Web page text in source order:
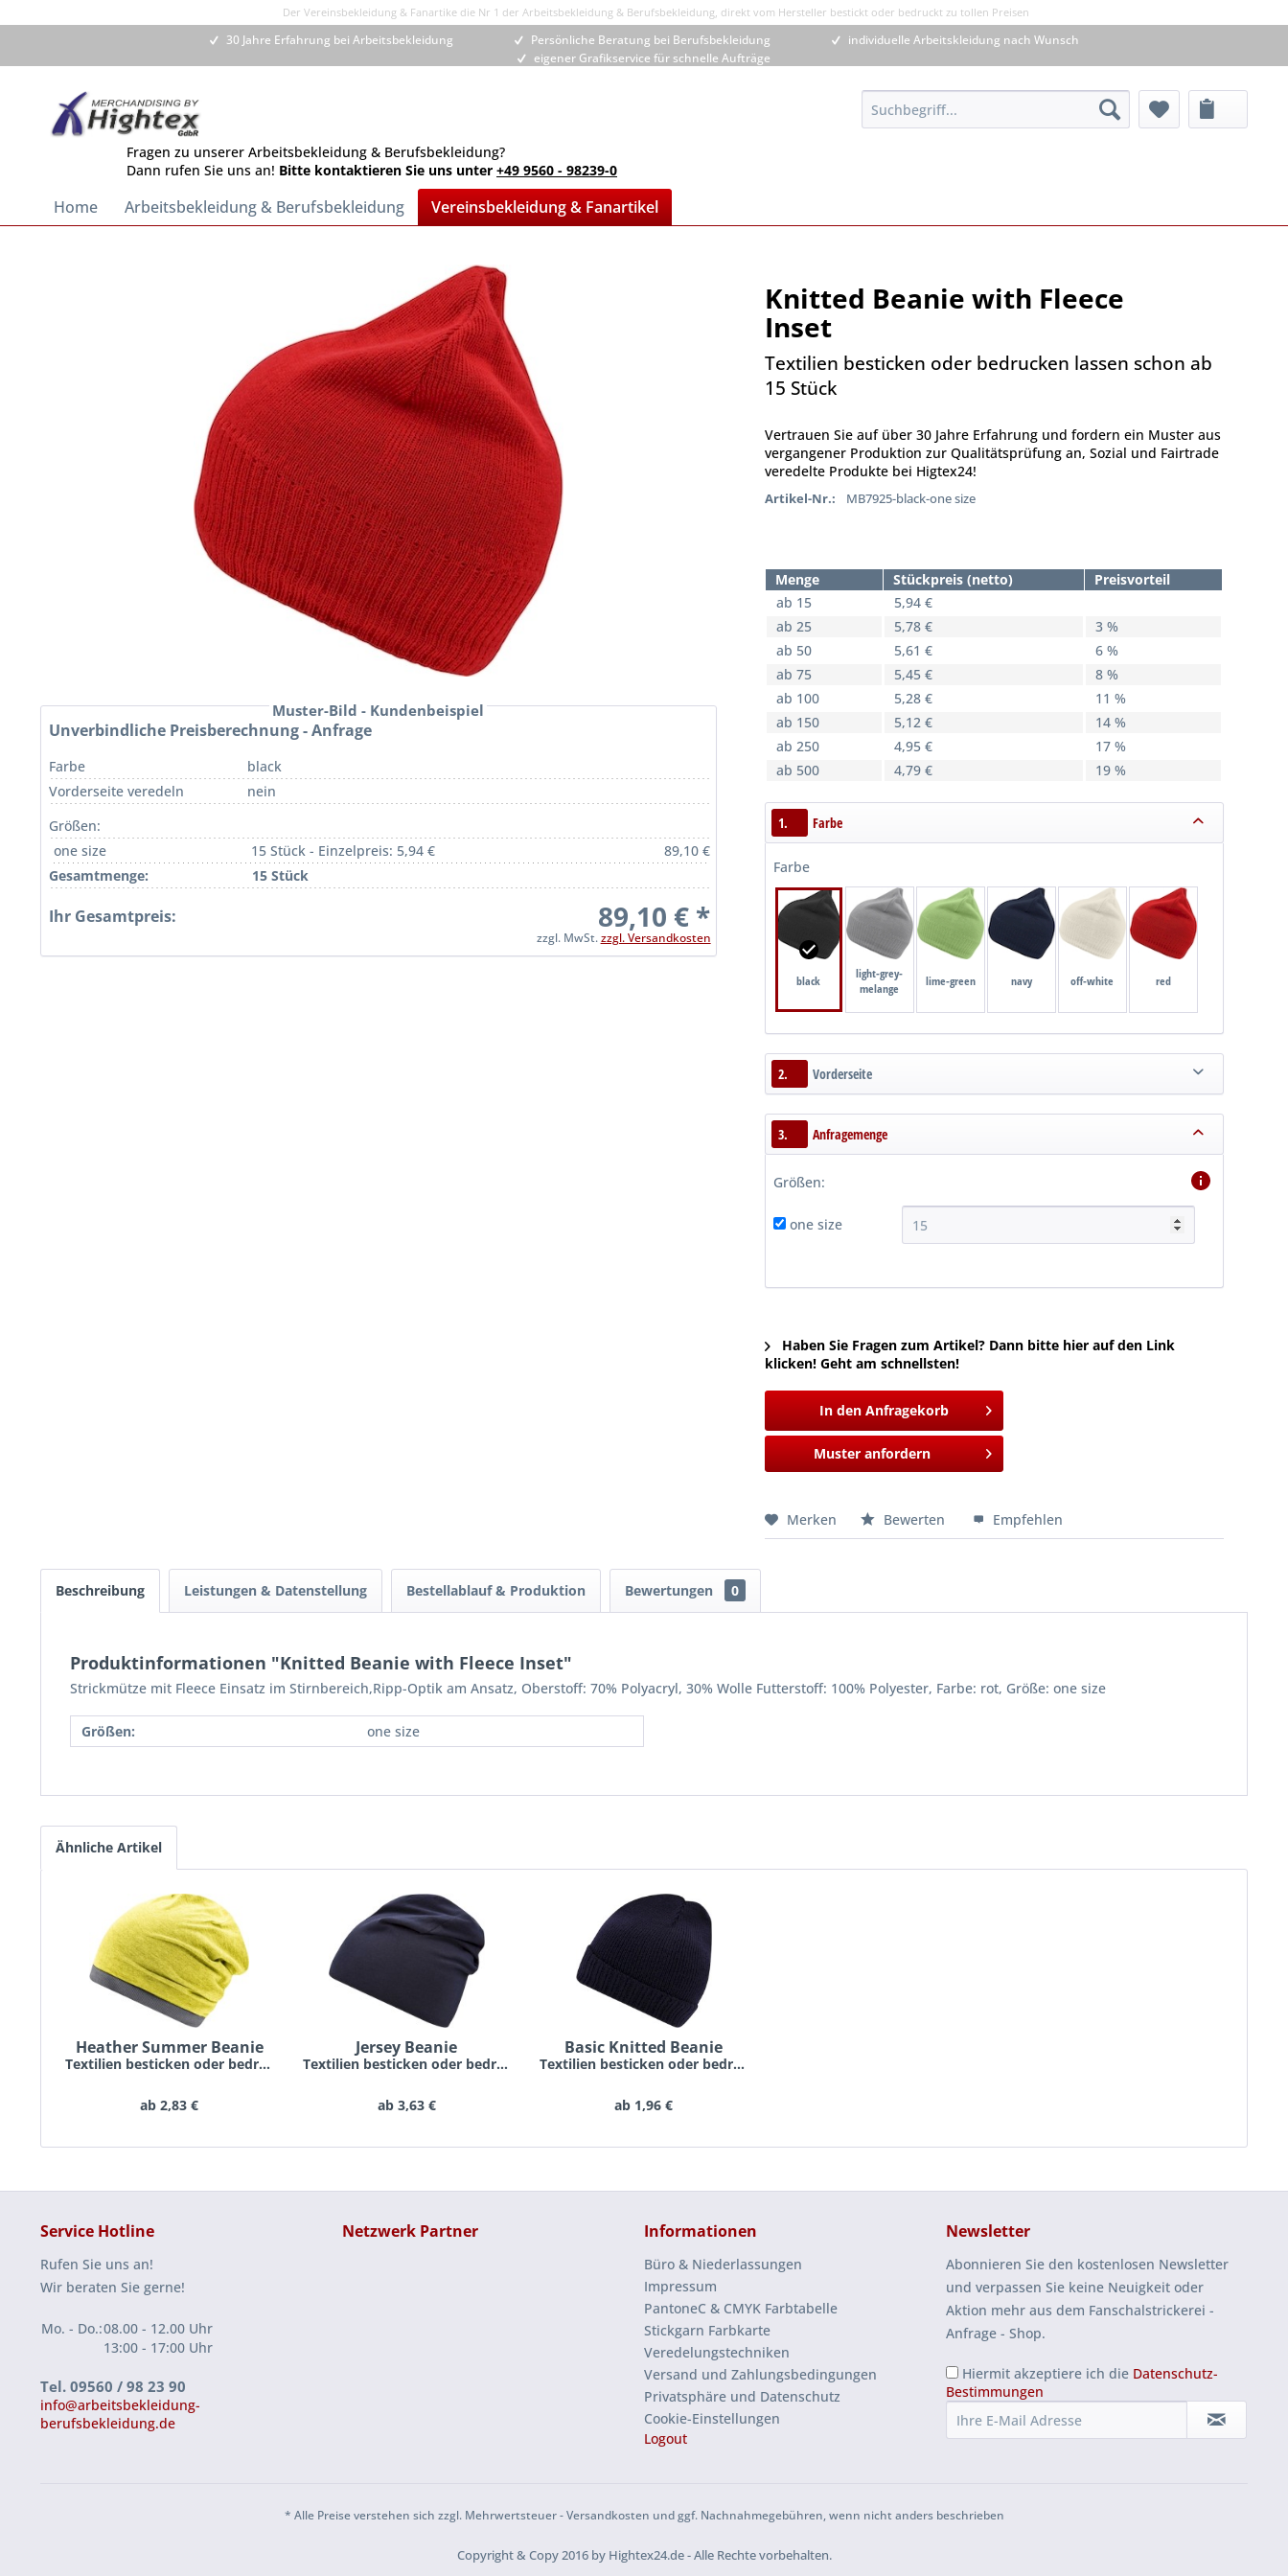
Der Vereinsbekleidung & Fanartike die Nr 1 der Arbeitsbekleidung & Berufsbekleidung, direkt vom Hersteller bestickt oder bedruckt zu tollen Preisen
30 Jahre Erfahrung bei Arbeitsbekleidung Persönliche Beratung bei Berufsbekleidung
individuelle Arbeitskleidung nach Wunsch
eigener Grafikservice für schnelle Aufträge
Fragen zu unserer Arbeitsbekleidung & Berufsbekleidung?
Dann rufen Sie uns an! Bitte kontaktieren Sie uns unter +49 9560 - 98239-0
Home Arbeitsbekleidung & Berufsbekleidung Vereinsbekleidung & Fanartikel
Muster-Bild - Kundenbeispiel
Unverbindliche Preisberechnung - Anfrage
Farbe
black
Vorderseite veredeln
nein
Größen:
one size
15 Stück - Einzelpreis: 5,94 €
89,10 €
Gesamtmenge:
15 Stück
Ihr Gesamtpreis: 89,10 € *
zzgl. MwSt.zzgl. Versandkosten
Knitted Beanie with Fleece
Inset
Textilien besticken oder bedrucken lassen schon ab
15 Stück
Vertrauen Sie auf über 30 Jahre Erfahrung und fordern ein Muster aus
vergangener Produktion zur Qualitätsprüfung an, Sozial und Fairtrade
veredelte Produkte bei Higtex24!
Artikel-Nr.: MB7925-black-one size
Menge Stückpreis (netto)
Preisvorteil
ab 15
5,94 €
ab 25
5,78 €
3 %
ab 50
5,61 €
6 %
ab 75
5,45 €
8 %
ab 100
5,28 €
11 %
ab 150
5,12 €
14 %
ab 250
4,95 €
17 %
ab 500
4,79 € 19 %
1. Farbe
Farbe
black
light-grey-
melange
lime-green navy off-white red
2. Vorderseite
3. Anfragemenge
Größen:
one size
Haben Sie Fragen zum Artikel? Dann bitte hier auf den Link
klicken! Geht am schnellsten!
In den Anfragekorb
Muster anfordern
Merken Bewerten Empfehlen
Beschreibung Leistungen & Datenstellung Bestellablauf & Produktion Bewertungen 0
Produktinformationen "Knitted Beanie with Fleece Inset"
Strickmütze mit Fleece Einsatz im Stirnbereich,Ripp-Optik am Ansatz, Oberstoff: 70% Polyacryl, 30% Wolle Futterstoff: 100% Polyester, Farbe: rot, Größe: one size
Größen: one size
Ähnliche Artikel
Heather Summer Beanie
Textilien besticken oder bedrucken lassen schon...
ab 2,83 €
Jersey Beanie
Textilien besticken oder bedrucken lassen schon...
ab 3,63 €
Basic Knitted Beanie
Textilien besticken oder bedrucken lassen schon...
ab 1,96 €
Service Hotline
Rufen Sie uns an!
Wir beraten Sie gerne!
Mo. - Do.:08.00 - 12.00 Uhr
13:00 - 17:00 Uhr
Tel. 09560 / 98 23 90
info@arbeitsbekleidung-
berufsbekleidung.de
Netzwerk Partner Informationen
Büro & Niederlassungen
Impressum
PantoneC & CMYK Farbtabelle
Stickgarn Farbkarte
Veredelungstechniken
Versand und Zahlungsbedingungen
Privatsphäre und Datenschutz
Cookie-Einstellungen
Logout
Newsletter
Abonnieren Sie den kostenlosen Newsletter
und verpassen Sie keine Neuigkeit oder
Aktion mehr aus dem Fanschalstrickerei -
Anfrage - Shop.
Hiermit akzeptiere ich die Datenschutz-
Bestimmungen
* Alle Preise verstehen sich zzgl. Mehrwertsteuer - Versandkosten und ggf. Nachnahmegebühren, wenn nicht anders beschrieben
Copyright & Copy 2016 by Hightex24.de - Alle Rechte vorbehalten.